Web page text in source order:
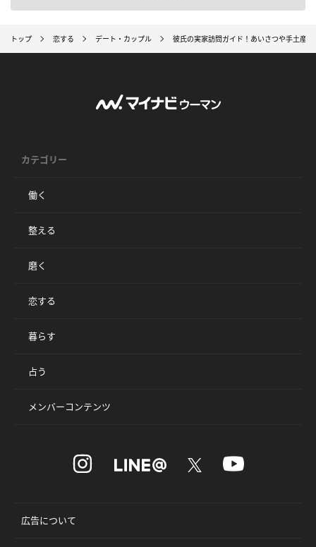
トップ 恋する デート・カップル 彼氏の実家訪問ガイド！あいさつや手土産
カテゴリー
働く
整える
磨く
恋する
暮らす
占う
メンバーコンテンツ
広告について